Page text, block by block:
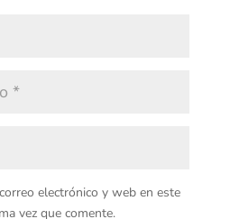
electrónico y web en este
vez que comente.